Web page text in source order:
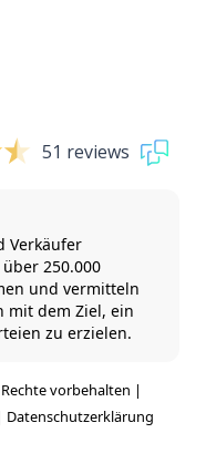
51 reviews
Verkäufer
250.000
und vermitteln
mit dem Ziel, ein
zu erzielen.
vorbehalten |
Datenschutzerklärung